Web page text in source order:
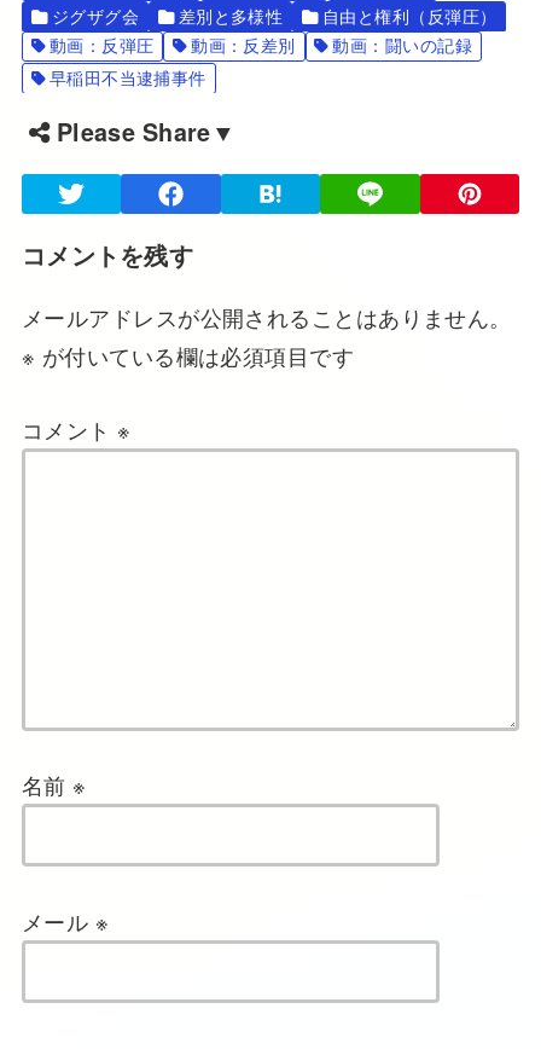
ジグザグ会
差別と多様性
自由と権利（反弾圧）
動画：反弾圧
動画：反差別
動画：闘いの記録
早稲田不当逮捕事件
Please Share▼
コメントを残す
メールアドレスが公開されることはありません。
※ が付いている欄は必須項目です
コメント ※
名前 ※
メール ※